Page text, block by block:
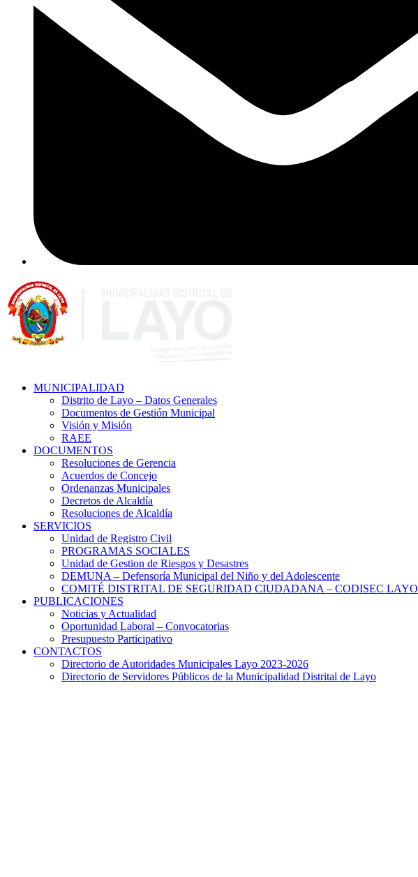
MUNICIPALIDAD
Distrito de Layo – Datos Generales
Documentos de Gestión Municipal
Visión y Misión
RAEE
DOCUMENTOS
Resoluciones de Gerencia
Acuerdos de Concejo
Ordenanzas Municipales
Decretos de Alcaldía
Resoluciones de Alcaldía
SERVICIOS
Unidad de Registro Civil
PROGRAMAS SOCIALES
Unidad de Gestion de Riesgos y Desastres
DEMUNA – Defensoría Municipal del Niño y del Adolescente
COMITÉ DISTRITAL DE SEGURIDAD CIUDADANA – CODISEC LAYO
PUBLICACIONES
Noticias y Actualidad
Oportunidad Laboral – Convocatorias
Presupuesto Participativo
CONTACTOS
Directorio de Autoridades Municipales Layo 2023-2026
Directorio de Servidores Públicos de la Municipalidad Distrital de Layo